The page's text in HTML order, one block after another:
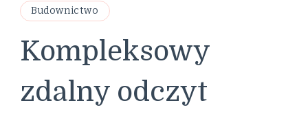
Budownictwo
Kompleksowy
zdalny odczyt